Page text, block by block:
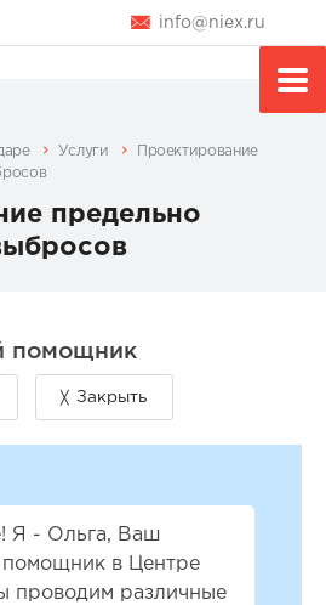
info@niex.ru
Услуги
Проектирование
предельно
Я - Ольга, Ваш
помощник в Центре
проводим различные